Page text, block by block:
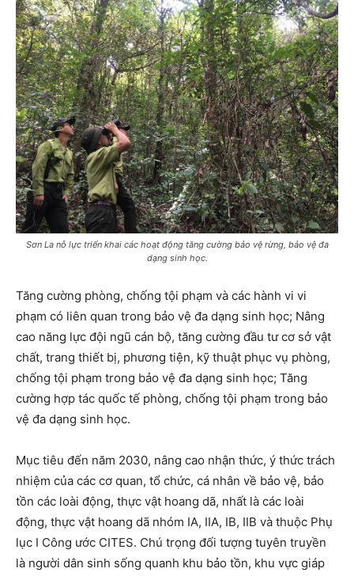
Sơn La nỗ lực triển khai các hoạt động tăng cường bảo vệ rừng, bảo vệ đa
dạng sinh học.
Tăng cường phòng, chống tội phạm và các hành vi vi
phạm có liên quan trong bảo vệ đa dạng sinh học; Nâng
cao năng lực đội ngũ cán bộ, tăng cường đầu tư cơ sở vật
chất, trang thiết bị, phương tiện, kỹ thuật phục vụ phòng,
chống tội phạm trong bảo vệ đa dạng sinh học; Tăng
cường hợp tác quốc tế phòng, chống tội phạm trong bảo
vệ đa dạng sinh học.
Mục tiêu đến năm 2030, nâng cao nhận thức, ý thức trách
nhiệm của các cơ quan, tổ chức, cá nhân về bảo vệ, bảo
tồn các loài động, thực vật hoang dã, nhất là các loài
động, thực vật hoang dã nhóm IA, IIA, IB, IIB và thuộc Phụ
lục I Công ước CITES. Chú trọng đối tượng tuyên truyền
là người dân sinh sống quanh khu bảo tồn, khu vực giáp